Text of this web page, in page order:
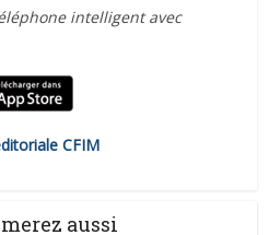
intelligent avec
CFIM
aussi